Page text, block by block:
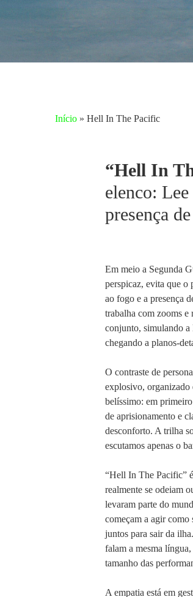
Início » Hell In The Pacific
“Hell In
elenco:
presença
Em meio a Segunda
perspicaz, evita que o
ao fogo e a presença
trabalha com zooms e
conjunto, simulando a
chegando a planos-
O contraste de
explosivo, organizado
belíssimo: em
de aprisionamento e
desconforto. A trilha
escutamos apenas o
“Hell In The Pacific”
realmente se odeiam
levaram parte do
começam a agir como
juntos para sair da
falam a mesma língua,
tamanho das
A empatia está em